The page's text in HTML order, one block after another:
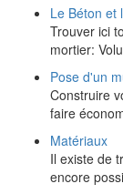
Le Béton et
Trouver ici
mortier:
Pose d'un
Construire
faire
Matériaux
Il existe de
encore